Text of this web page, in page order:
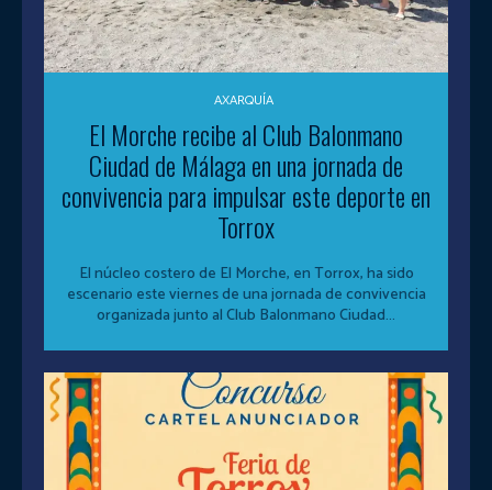
AXARQUÍA
El Morche recibe al Club Balonmano
Ciudad de Málaga en una jornada de
convivencia para impulsar este deporte en
Torrox
El núcleo costero de El Morche, en Torrox, ha sido
escenario este viernes de una jornada de convivencia
organizada junto al Club Balonmano Ciudad...